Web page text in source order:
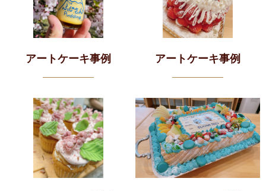
アートケーキ事例 アートケーキ事例